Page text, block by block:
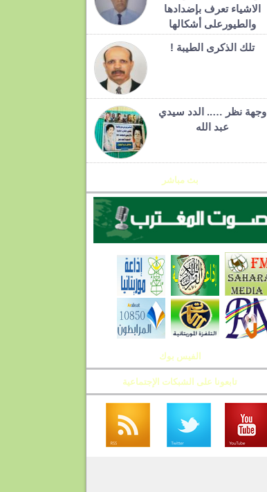
الاشياء تعرف بإضدادها
والطيورعلى أشكالها
تلك الذكرى الطيبة !
وجهة نظر ….. الدد سيدي
عبد الله
بث مباشر
الفيس بوك
تابعونا على الشبكات الإجتماعية